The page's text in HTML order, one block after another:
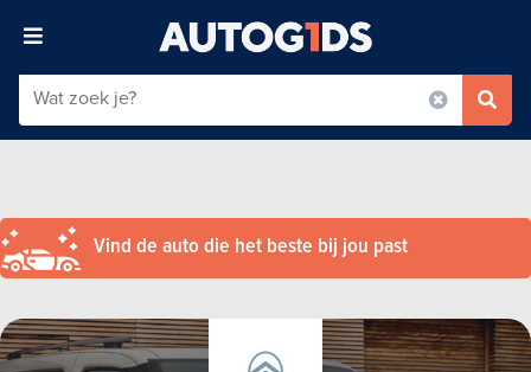
Vind de auto die het beste bij jou past